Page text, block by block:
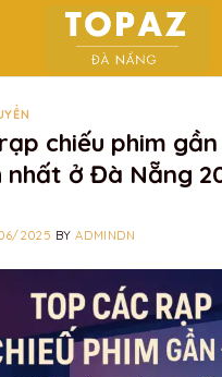
chiếu phim
nhất ở Đà Nẵng
2025 BYADMINDN